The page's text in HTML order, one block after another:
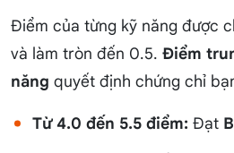
Điểm của từng kỹ năng được
và làm tròn đến 0.5. Điểm
năng quyết định chứng chỉ
Từ 4.0 đến 5.5 điểm: Đạt